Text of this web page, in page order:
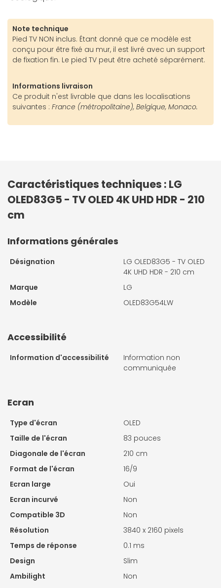
Note technique
Pied TV NON inclus. Étant donné que ce modèle est
conçu pour être fixé au mur, il est livré avec un support
de fixation fin. Le pied TV peut être acheté séparément.
Informations livraison
Ce produit n'est livrable que dans les localisations
suivantes : France (métropolitaine), Belgique, Monaco.
Caractéristiques techniques : LG
OLED83G5 - TV OLED 4K UHD HDR - 210
cm
Informations générales
Désignation
LG OLED83G5 - TV OLED
4K UHD HDR - 210 cm
Marque
LG
Modèle
OLED83G54LW
Accessibilité
Information d'accessibilité
Information non
communiquée
Ecran
Type d'écran
OLED
Taille de l'écran
83 pouces
Diagonale de l'écran
210 cm
Format de l'écran
16/9
Ecran large
Oui
Ecran incurvé
Non
Compatible 3D
Non
Résolution
3840 x 2160 pixels
Temps de réponse
0.1 ms
Design
Slim
Ambilight
Non